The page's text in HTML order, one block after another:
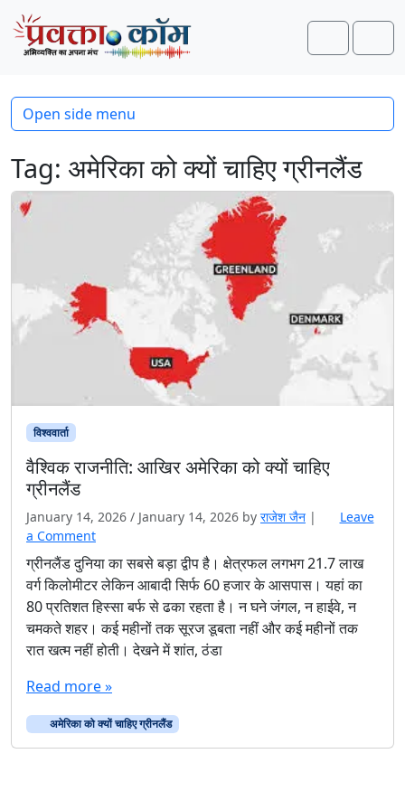
Skip to content
Skip to footer
Search
Tag: अमेरिका को क्यों चाहिए ग्रीनलैंड
विश्ववार्ता
वैश्विक राजनीति: आखिर अमेरिका को क्यों चाहिए
ग्रीनलैंड
January 14, 2026 / January 14, 2026 by राजेश जैन |
Leave
a Comment
ग्रीनलैंड दुनिया का सबसे बड़ा द्वीप है। क्षेत्रफल लगभग 21.7 लाख
वर्ग किलोमीटर लेकिन आबादी सिर्फ 60 हजार के आसपास। यहां का
80 प्रतिशत हिस्सा बर्फ से ढका रहता है। न घने जंगल, न हाईवे, न
चमकते शहर। कई महीनों तक सूरज डूबता नहीं और कई महीनों तक
रात खत्म नहीं होती। देखने में शांत, ठंडा
Read more »
अमेरिका को क्यों चाहिए ग्रीनलैंड
Open side menu